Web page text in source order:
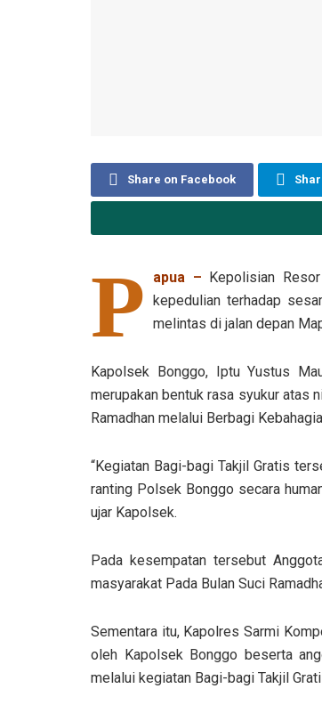
Share on Facebook
P apua – Kepolisian
kepedulian terhadap
melintas di jalan depan
Kapolsek Bonggo, Iptu Yustus
merupakan bentuk rasa syukur atas
Ramadhan melalui Berbagi
“Kegiatan Bagi-bagi Takjil Gratis
ranting Polsek Bonggo secara
ujar Kapolsek.
Pada kesempatan tersebut
masyarakat Pada Bulan Suci
Sementara itu, Kapolres Sarmi
oleh Kapolsek Bonggo beserta
melalui kegiatan Bagi-bagi Takjil